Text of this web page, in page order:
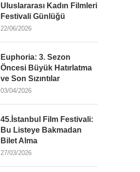
Uluslararası Kadın Filmleri
Festivali Günlüğü
22/06/2026
Euphoria: 3. Sezon
Öncesi Büyük Hatırlatma
ve Son Sızıntılar
03/04/2026
45.İstanbul Film Festivali:
Bu Listeye Bakmadan
Bilet Alma
27/03/2026